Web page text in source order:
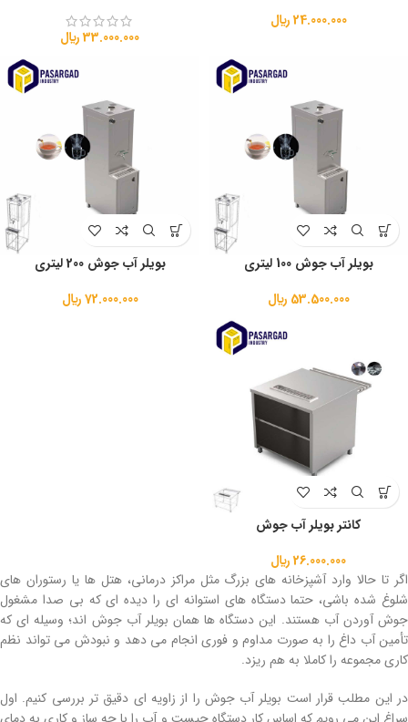
24.000.000﷼
33.000.000﷼
بویلر آب جوش 100 لیتری
53.500.000 ﷼
بویلر آب جوش 200 لیتری
72.000.000 ﷼
کانتر بویلر آب جوش
26.000.000﷼
اگر تا حالا وارد آشپزخانه های بزرگ مثل مراکز درمانی، هتل ها یا رستوران های
شلوغ شده باشی، حتما دستگاه های استوانه ای را دیده ای که بی صدا مشغول
جوش آوردن آب هستند. این دستگاه ها همان بویلر آب جوش اند؛ وسیله ای که
تأمین آب داغ را به صورت مداوم و فوری انجام می دهد و نبودش می تواند نظم
کاری مجموعه را کاملا به هم ریزد.
در این مطلب قرار است بویلر آب جوش را از زاویه ای دقیق تر بررسی کنیم. اول